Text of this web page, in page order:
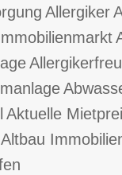
Allergiker
Aktuelle
Altbau